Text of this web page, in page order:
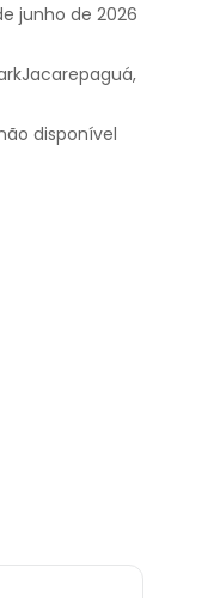
junho de 2026
disponível